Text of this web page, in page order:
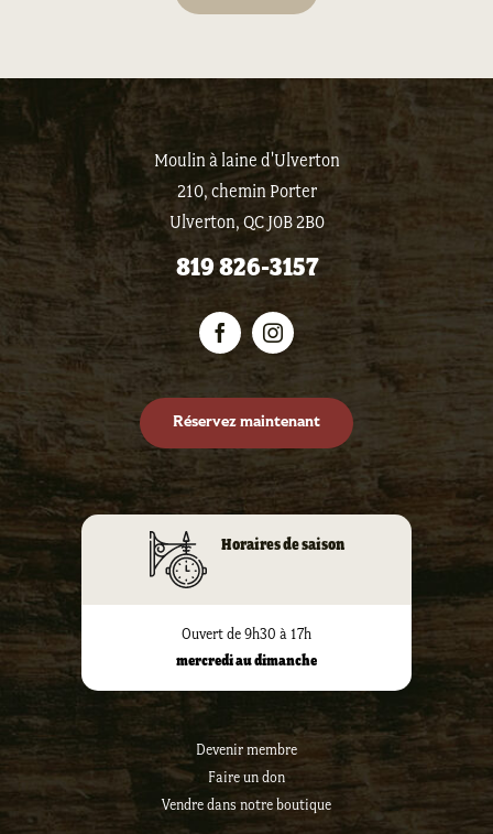
Moulin à laine d'Ulverton
210, chemin Porter
Ulverton, QC J0B 2B0
819 826-3157
Horaires de saison
Ouvert de 9h30 à 17h
mercredi au dimanche
Devenir membre
Faire un don
Vendre dans notre boutique
Réservez maintenant